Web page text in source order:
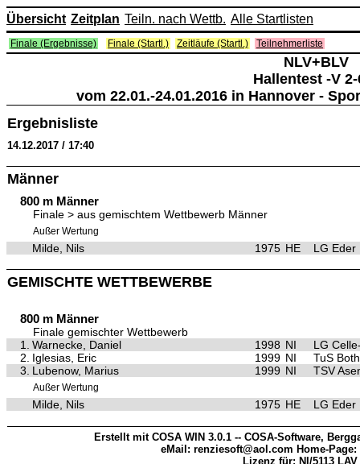
Übersicht Zeitplan Teiln. nach Wettb. Alle Startlisten
Finale (Ergebnisse) Finale (Startl.) Zeitläufe (Startl.) Teilnehmerliste
NLV+BLV
Hallentest -V 2-
vom 22.01.-24.01.2016 in Hannover -
Ergebnisliste
14.12.2017 / 17:40
Männer
800 m Männer
Finale > aus gemischtem Wettbewerb Männer
Außer Wertung
Milde, Nils 1975 HE LG Eder
GEMISCHTE WETTBEWERBE
800 m Männer
Finale gemischter Wettbewerb
1.
Warnecke, Daniel 1998 NI
LG
2. Iglesias, Eric 1999 NI
TuS
3. Lubenow, Marius 1999 NI TSV
Außer Wertung
Milde, Nils 1975 HE LG Eder
Erstellt mit COSA WIN 3.0.1 -- COSA-Software,
eMail: renziesoft@aol.com Home-Page:
Lizenz für: NI/5113